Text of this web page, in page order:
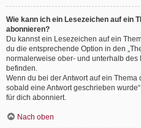
Wie kann ich ein Lesezeichen auf ein
abonnieren?
Du kannst ein Lesezeichen auf ein
du die entsprechende Option in den
normalerweise ober- und unterhalb
befinden.
Wenn du bei der Antwort auf ein
sobald eine Antwort geschrieben
für dich abonniert.
Nach oben